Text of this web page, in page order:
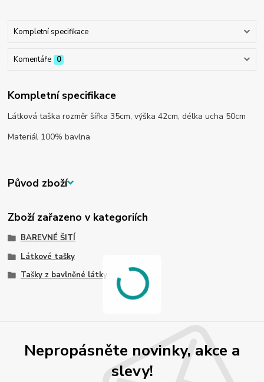
Kompletní specifikace
Komentáře 0
Kompletní specifikace
Látková taška rozměr šířka 35cm, výška 42cm, délka ucha 50cm
Materiál 100% bavlna
Původ zboží
Zboží zařazeno v kategoriích
BAREVNÉ ŠITÍ
Látkové tašky
Tašky z bavlněné látky
Nepropásněte novinky, akce a
slevy!